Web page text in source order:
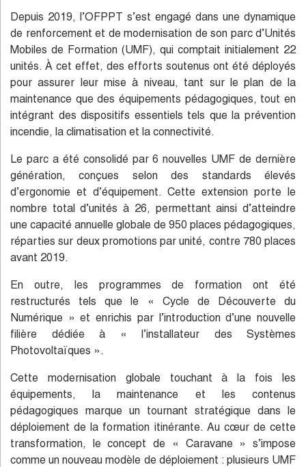
Depuis 2019, l’OFPPT s’est engagé dans une dynamique
de renforcement et de modernisation de son parc d’Unités
Mobiles de Formation (UMF), qui comptait initialement 22
unités. À cet effet, des efforts soutenus ont été déployés
pour assurer leur mise à niveau, tant sur le plan de la
maintenance que des équipements pédagogiques, tout en
intégrant des dispositifs essentiels tels que la prévention
incendie, la climatisation et la connectivité.
Le parc a été consolidé par 6 nouvelles UMF de dernière
génération, conçues selon des standards élevés
d’ergonomie et d’équipement. Cette extension porte le
nombre total d’unités à 26, permettant ainsi d’atteindre
une capacité annuelle globale de 950 places pédagogiques,
réparties sur deux promotions par unité, contre 780 places
avant 2019.
En outre, les programmes de formation ont été
restructurés tels que le « Cycle de Découverte du
Numérique » et enrichis par l’introduction d’une nouvelle
filière dédiée à « l’installateur des Systèmes
Photovoltaïques ».
Cette modernisation globale touchant à la fois les
équipements, la maintenance et les contenus
pédagogiques marque un tournant stratégique dans le
déploiement de la formation itinérante. Au cœur de cette
transformation, le concept de « Caravane » s’impose
comme un nouveau modèle de déploiement : plusieurs UMF